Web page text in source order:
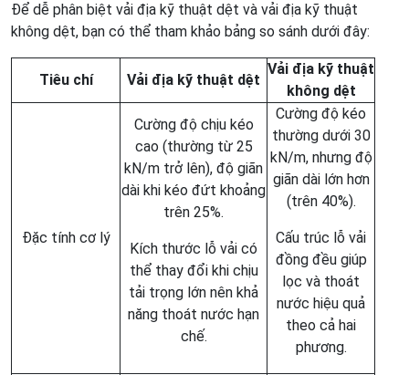
Để dễ phân biệt vải địa kỹ thuật dệt và vải địa kỹ thuật
không dệt, bạn có thể tham khảo bảng so sánh dưới đây:
Tiêu chí Vải địa kỹ thuật dệt
Vải địa kỹ thuật
không dệt
Đặc tính cơ lý
Cường độ chịu kéo
cao (thường từ 25
kN/m trở lên), độ giãn
dài khi kéo đứt khoảng
trên 25%.
Kích thước lỗ vải có
thể thay đổi khi chịu
tải trọng lớn nên khả
năng thoát nước hạn
chế.
Cường độ kéo
thường dưới 30
kN/m, nhưng độ
giãn dài lớn hơn
(trên 40%).
Cấu trúc lỗ vải
đồng đều giúp
lọc và thoát
nước hiệu quả
theo cả hai
phương.